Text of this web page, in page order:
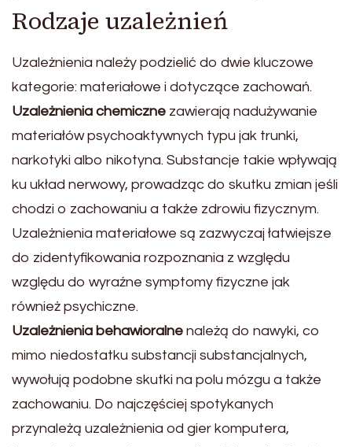
Rodzaje uzależnień
Uzależnienia należy podzielić do dwie kluczowe
kategorie: materiałowe i dotyczące zachowań.
Uzależnienia chemiczne zawierają nadużywanie
materiałów psychoaktywnych typu jak trunki,
narkotyki albo nikotyna. Substancje takie wpływają
ku układ nerwowy, prowadząc do skutku zmian jeśli
chodzi o zachowaniu a także zdrowiu fizycznym.
Uzależnienia materiałowe są zazwyczaj łatwiejsze
do zidentyfikowania rozpoznania z względu
względu do wyraźne symptomy fizyczne jak
również psychiczne.
Uzależnienia behawioralne należą do nawyki, co
mimo niedostatku substancji substancjalnych,
wywołują podobne skutki na polu mózgu a także
zachowaniu. Do najczęściej spotykanych
przynależą uzależnienia od gier komputera,